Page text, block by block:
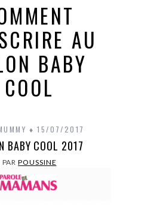
AU
BABY
COOL
15/07/2017
BABY COOL 2017
PARPOUSSINE